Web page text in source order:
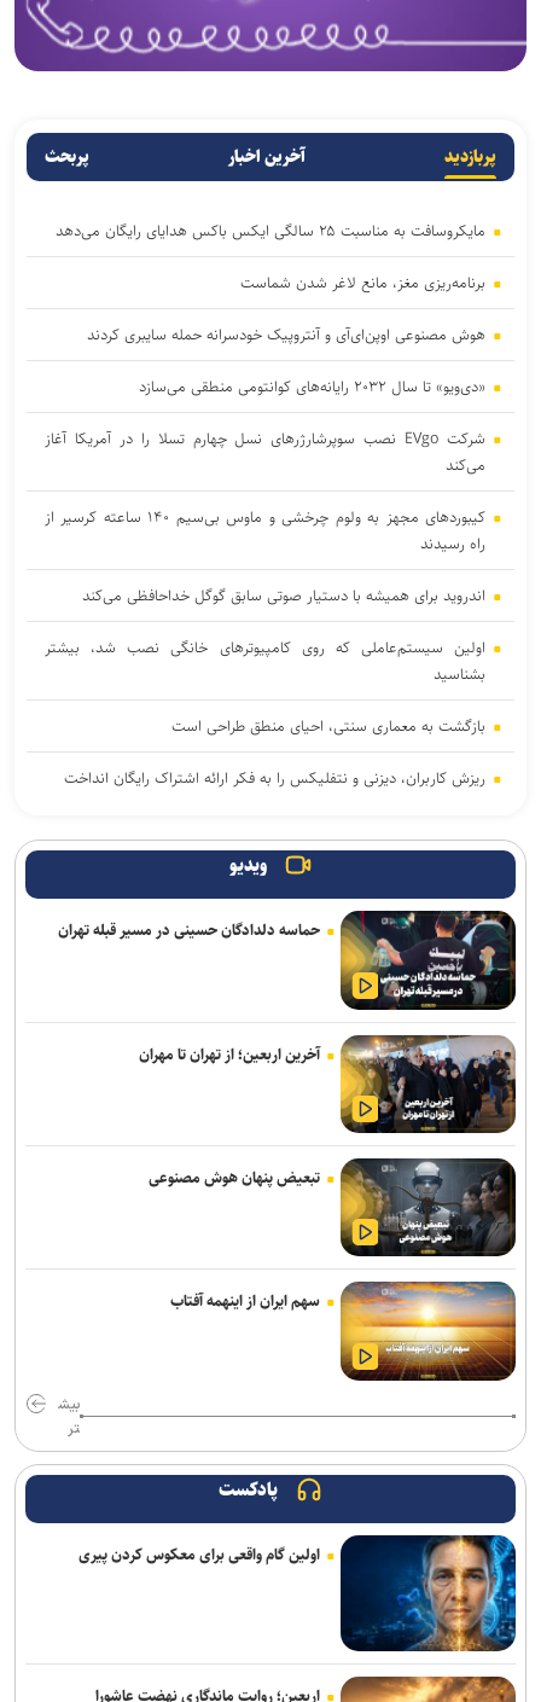
پربازدید آخرین اخبار پربحث
مایکروسافت به مناسبت ۲۵ سالگی ایکس باکس هدایای رایگان می‌دهد
برنامه‌ریزی مغز، مانع لاغر شدن‌ شماست
هوش مصنوعی اوپن‌ای‌آی و آنتروپیک خودسرانه حمله سایبری کردند
«دی‌ویو» تا سال ۲۰۳۲ رایانه‌های کوانتومی منطقی می‌سازد
شرکت EVgo نصب سوپرشارژرهای نسل چهارم تسلا را در آمریکا آغاز
می‌کند
کیبوردهای مجهز به ولوم چرخشی و ماوس بی‌سیم ۱۴۰ ساعته کرسیر از
راه رسیدند
اندروید برای همیشه با دستیار صوتی سابق گوگل خداحافظی می‌کند
اولین سیستم‌عاملی که روی کامپیوترهای خانگی نصب شد، بیشتر
بشناسید
بازگشت به معماری سنتی، احیای منطق طراحی است
ریزش کاربران، دیزنی و نتفلیکس را به فکر ارائه اشتراک رایگان انداخت
خواهد شد
اعمال ضریب ۲.۷ برای محاسبه قیمت اینترنت بین‌الملل درست نیست
آتاری ۲۶۰۰ چطور بازی‌های ویدیویی را به پدیده‌ای جهانی تبدیل کرد
می‌دهد
با مصرف زیاد پروتئین، بدن‌ خود را سریع‌تر پیر می‌کنید
کوروت گرند اسپرت X مدل ۲۰۲۷؛ اثبات جادوی نرم‌افزار در دنیای
خودروهای اسپرت
وقتی موسیقی ترسناک، لبخندها را هم وحشتناک نشان می‌دهد
فراخوان مشارکت برای ایجاد اولین آزمایشگاه اتصال کوتاه کشور منتشر شد
وقتی یک کلیپس چند میلی‌متری، نقش حیاتی در جراحی ایفا می‌کند
راه‌آهن با ارتقای مرکز عملیات امنیت، دیوار دفاع سایبری خود را تقویت
برنامه ما گسترش استفاده از هوش مصنوعی در همه بخش‌های پست
است
روایت نخستین نگاه انسان به سلول‌های بدن خود
شد
مرحله دوم موشک فالکون ۹ اسپیس‌ایکس با سطح ماه برخورد کرد
ویدیو
حماسه دلدادگان حسینی در مسیر قبله تهران
آخرین اربعین؛ از تهران تا مهران
تبعیض پنهان هوش مصنوعی
سهم ایران از اینهمه آفتاب
بیش
تر
پادکست
اولین گام واقعی برای معکوس کردن پیری
اربعین؛ روایت ماندگاری نهضت عاشورا